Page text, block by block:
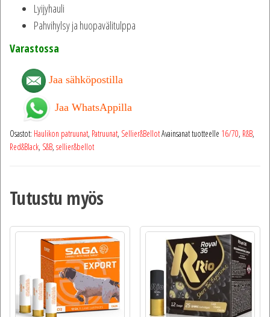
Lyijyhauli
Pahvihylsy ja huopavälitulppa
Varastossa
Jaa sähköpostilla
Jaa WhatsAppilla
Osastot: Haulikon patruunat, Patruunat, Sellier&BellotAvainsanat tuotteelle 16/70, R&B,
Red&Black, S&B, sellier&bellot
Tutustu myös